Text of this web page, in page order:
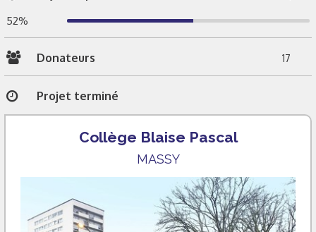
52%
Donateurs 17
Projet terminé
Collège Blaise Pascal
MASSY